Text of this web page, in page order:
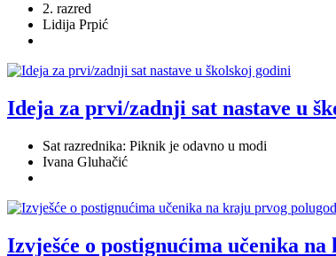
2. razred
Lidija Prpić
Ideja za prvi/zadnji sat nastave u
Sat razrednika: Piknik je odavno u modi
Ivana Gluhačić
Izvješće o postignućima učenika